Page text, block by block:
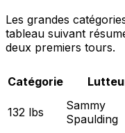
Les grandes
tableau suivant
deux premiers tours.
Catégorie
132 lbs
Sammy
Spaulding